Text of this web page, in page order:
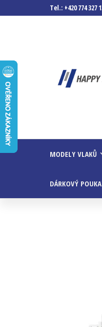
Tel.: +420 774 327
MODELY VLAKŮ
DÁRKOVÝ